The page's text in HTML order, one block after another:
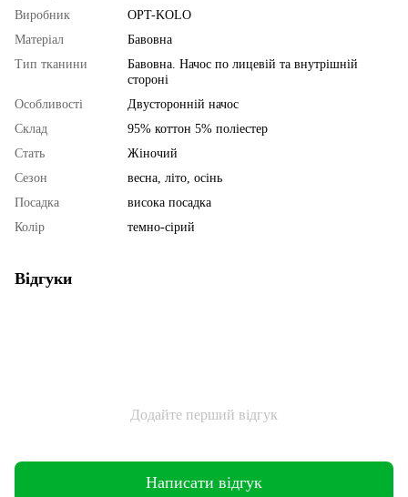
Виробник
OPT-KOLO
Матеріал
Бавовна
Тип тканини
Бавовна. Начос по лицевій та внутрішній
стороні
Особливості
Двусторонній начос
Склад
95% коттон 5% поліестер
Стать
Жіночий
Сезон
весна, літо, осінь
Посадка
висока посадка
Колір
темно-сірий
Відгуки
Додайте перший відгук
Написати відгук